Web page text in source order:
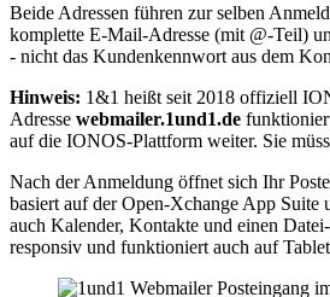
Beide Adressen führen zur selben
komplette E-Mail-Adresse (mit @-Teil)
- nicht das Kundenkennwort aus dem
Hinweis: 1&1 heißt seit 2018 offiziell
Adresse webmailer.1und1.de
auf die IONOS-Plattform weiter. Sie
Nach der Anmeldung öffnet sich Ihr
basiert auf der Open-Xchange App Suite
auch Kalender, Kontakte und einen
responsiv und funktioniert auch auf